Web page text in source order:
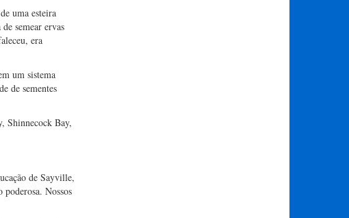
uma esteira
semear ervas
era
um sistema
de sementes
Shinnecock Bay,
de Sayville,
Nossos